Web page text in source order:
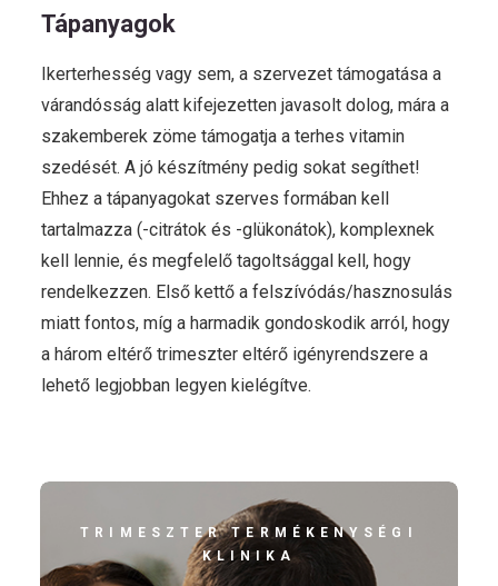
Tápanyagok
Ikerterhesség vagy sem, a szervezet támogatása a
várandósság alatt kifejezetten javasolt dolog, mára a
szakemberek zöme támogatja a terhes vitamin
szedését. A jó készítmény pedig sokat segíthet!
Ehhez a tápanyagokat szerves formában kell
tartalmazza (-citrátok és -glükonátok), komplexnek
kell lennie, és megfelelő tagoltsággal kell, hogy
rendelkezzen. Első kettő a felszívódás/hasznosulás
miatt fontos, míg a harmadik gondoskodik arról, hogy
a három eltérő trimeszter eltérő igényrendszere a
lehető legjobban legyen kielégítve.
TRIMESZTER TERMÉKENYSÉGI
KLINIKA